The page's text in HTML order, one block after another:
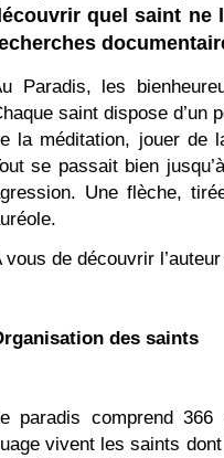
quel saint ne
Paradis, les
saint dispose d’un
la méditation, jouer de
se passait bien
Une flèche,
vous de découvrir
des saints
paradis comprend
vivent les saints